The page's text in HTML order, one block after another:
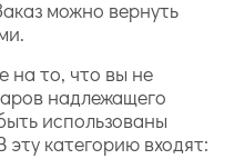
можно вернуть
то, что вы не
надлежащего
использованы
категорию входят: